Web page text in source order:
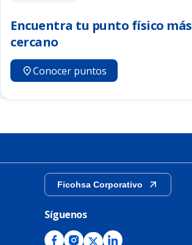
Encuentra tu punto físico más
cercano
Conocer puntos
Ficohsa Corporativo
Síguenos